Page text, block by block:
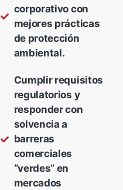
corporativo con
mejores prácticas
de protección
ambiental.
Cumplir requisitos
regulatorios y
responder con
solvencia a
barreras
comerciales
“verdes” en
mercados